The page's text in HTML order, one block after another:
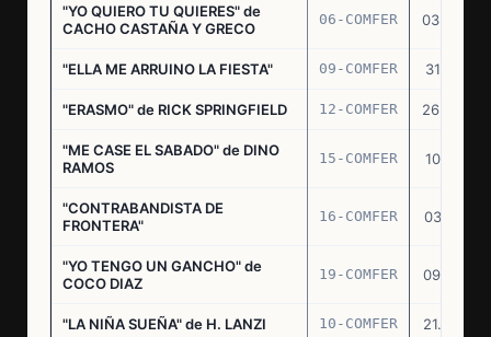
"YO QUIERO TU QUIERES" de
CACHO CASTAÑA Y GRECO
06-COMFER 03.05.74
"ELLA ME ARRUINO LA FIESTA" 09-COMFER 31.07.74
"ERASMO" de RICK SPRINGFIELD 12-COMFER 26.09.74
"ME CASE EL SABADO" de DINO
RAMOS
15-COMFER 10.10.74
"CONTRABANDISTA DE
FRONTERA"
16-COMFER 03.12.74
"YO TENGO UN GANCHO" de
COCO DIAZ
19-COMFER 09.01.75
"LA NIÑA SUEÑA" de H. LANZI 10-COMFER 21.03.75